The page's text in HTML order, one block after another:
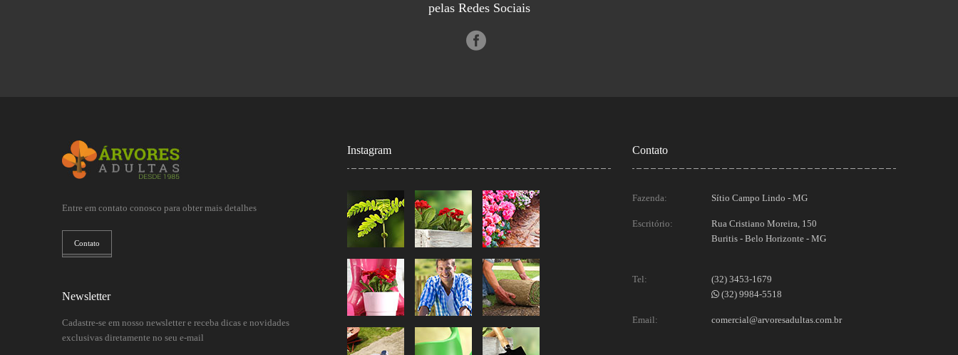
pelas Redes Sociais
Entre em contato conosco para obter mais detalhes
Contato
Newsletter
Cadastre-se em nosso newsletter e receba dicas e novidades
exclusivas diretamente no seu e-mail
Instagram Contato
Fazenda: Sítio Campo Lindo - MG
Escritório:
Rua Cristiano Moreira, 150
Buritis - Belo Horizonte - MG
Tel:
(32) 3453-1679
(32) 9984-5518
Email: comercial@arvoresadultas.com.br